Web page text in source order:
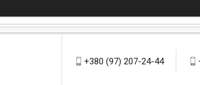
+380 (97) 207-24-44